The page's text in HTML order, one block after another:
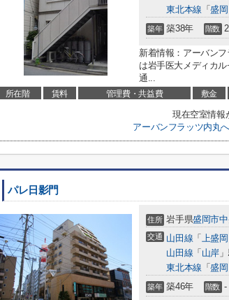
東北本線 「盛岡
築年 築38年 階数
新着情報：アーバン
は岩手医大メディカ
通...
所在階 賃料 管理費・共益費 敷金
現在空室情報
アーバンフラッツ内丸
パレ日影門
住所 岩手県盛岡市
交通 山田線 「 上盛岡
山田線 「 山岸
東北本線 「盛岡
築年 築46年 階数 -